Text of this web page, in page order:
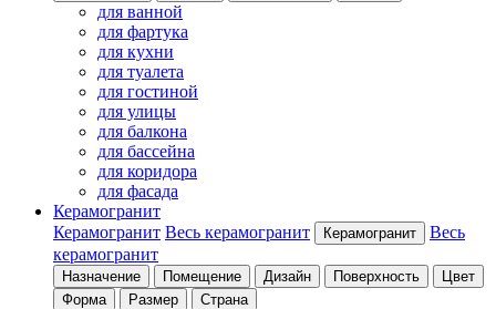
для ванной
для фартука
для кухни
для туалета
для гостиной
для улицы
для балкона
для бассейна
для коридора
для фасада
Керамогранит
Керамогранит Весь керамогранит Керамогранит
Весь
керамогранит
Назначение Помещение Дизайн Поверхность
Цвет
Форма
Размер Страна